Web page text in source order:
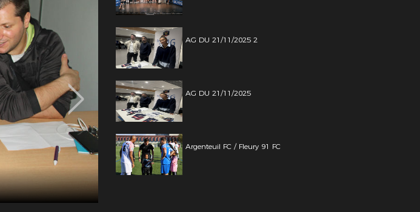
AG DU 21/11/2025 2
AG DU 21/11/2025
Argenteuil FC / Fleury 91 FC